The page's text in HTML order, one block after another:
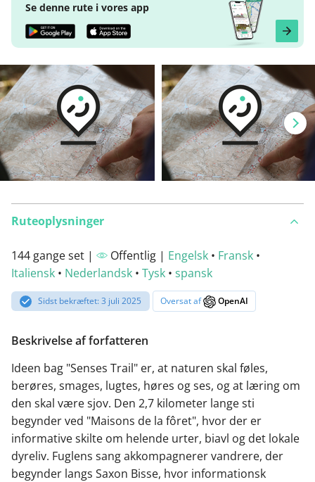
Se denne rute i vores app
Ruteoplysninger
144 gange set | Offentlig | Engelsk • Fransk •
Italiensk • Nederlandsk • Tysk • spansk
Sidst bekræftet: 3 juli 2025 Oversat af OpenAI
Beskrivelse af forfatteren
Ideen bag "Senses Trail" er, at naturen skal føles,
berøres, smages, lugtes, høres og ses, og at læring om
den skal være sjov. Den 2,7 kilometer lange sti
begynder ved "Maisons de la fôret", hvor der er
informative skilte om helende urter, biavl og det lokale
dyreliv. Fuglens sang akkompagnerer vandrere, der
begynder langs Saxon Bisse, hvor informationsk